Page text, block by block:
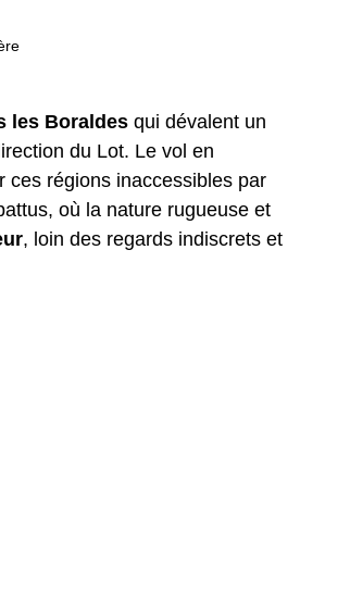
les Boraldes qui dévalent un
du Lot. Le vol en
ces régions inaccessibles par
où la nature rugueuse et
, loin des regards indiscrets et